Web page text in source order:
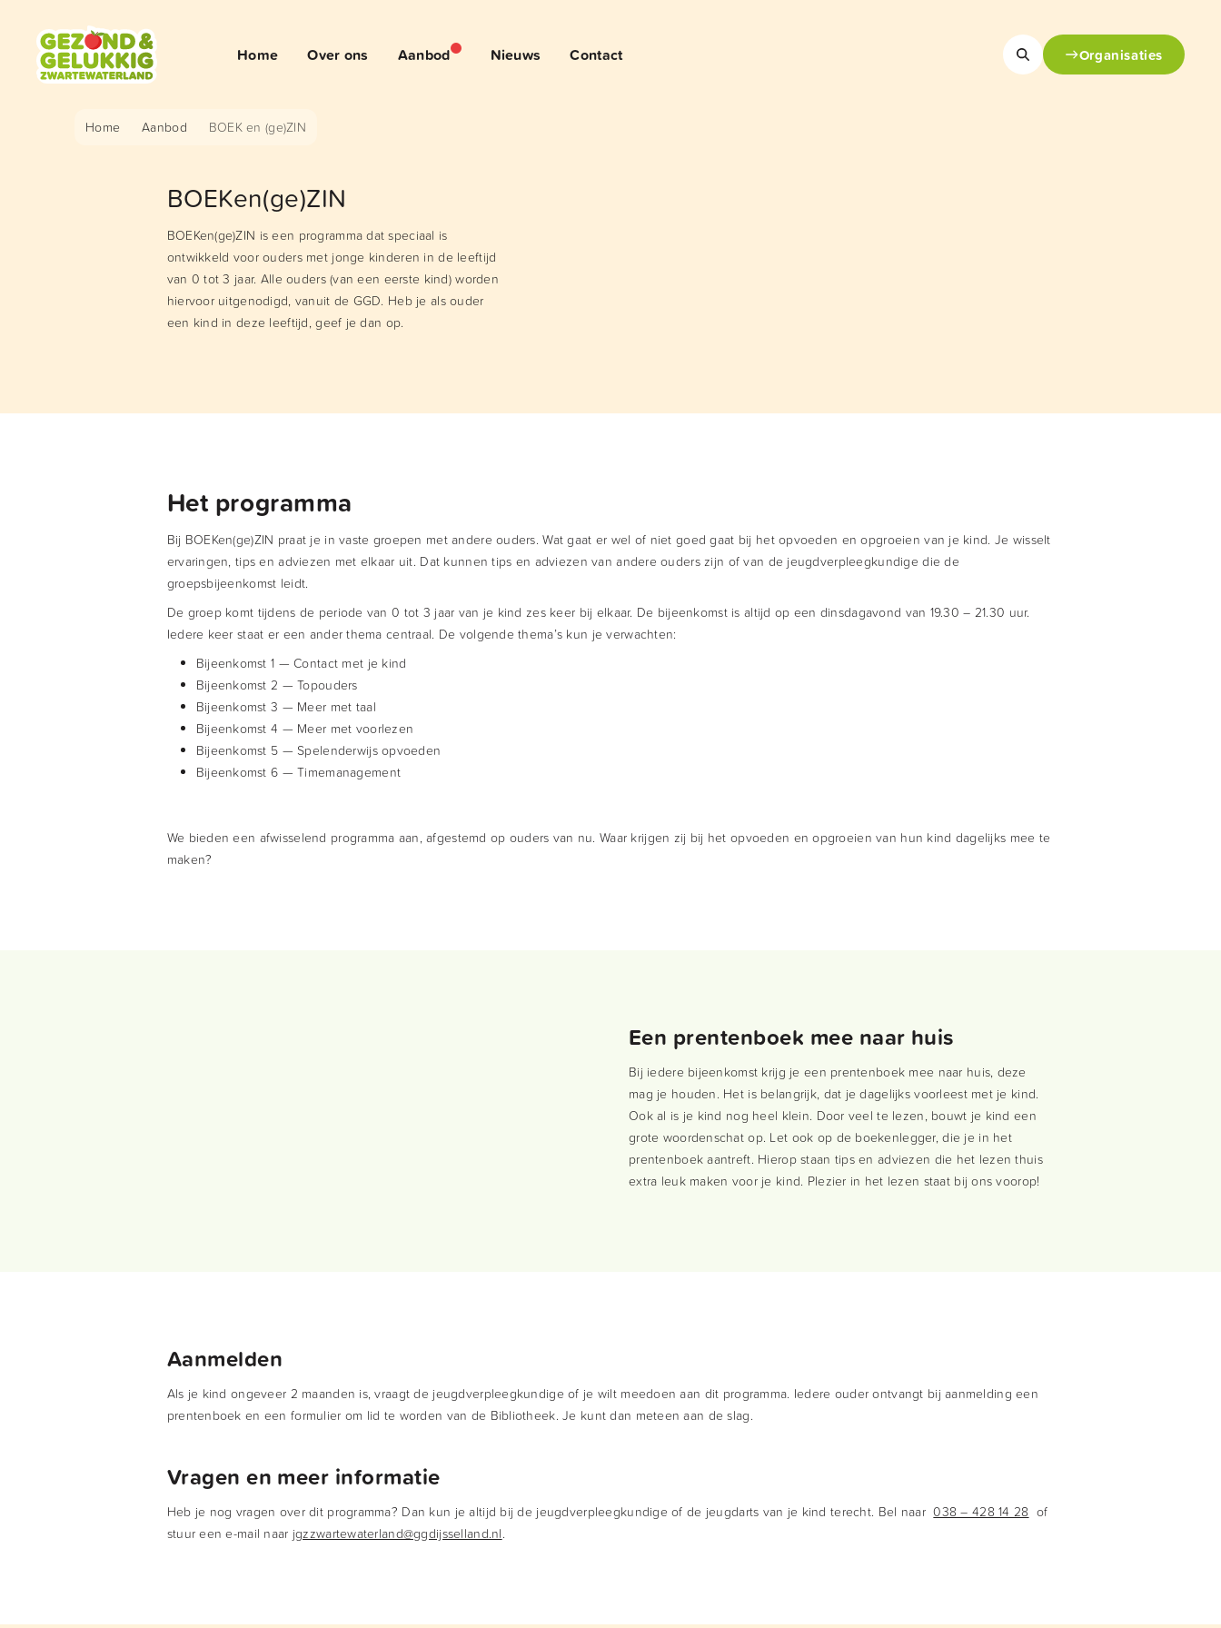
Home Over ons Aanbod Nieuws Contact Organisaties
Home Aanbod BOEK en (ge)ZIN
BOEKen(ge)ZIN
BOEKen(ge)ZIN is een programma dat speciaal is
ontwikkeld voor ouders met jonge kinderen in de leeftijd
van 0 tot 3 jaar. Alle ouders (van een eerste kind) worden
hiervoor uitgenodigd, vanuit de GGD. Heb je als ouder
een kind in deze leeftijd, geef je dan op.
Het programma
Bij BOEKen(ge)ZIN praat je in vaste groepen met andere ouders. Wat gaat er wel of niet goed gaat bij het opvoeden en opgroeien van je kind. Je wisselt
ervaringen, tips en adviezen met elkaar uit. Dat kunnen tips en adviezen van andere ouders zijn of van de jeugdverpleegkundige die de
groepsbijeenkomst leidt.
De groep komt tijdens de periode van 0 tot 3 jaar van je kind zes keer bij elkaar. De bijeenkomst is altijd op een dinsdagavond van 19.30 – 21.30 uur.
Iedere keer staat er een ander thema centraal. De volgende thema’s kun je verwachten:
Bijeenkomst 1 — Contact met je kind
Bijeenkomst 2 — Topouders
Bijeenkomst 3 — Meer met taal
Bijeenkomst 4 — Meer met voorlezen
Bijeenkomst 5 — Spelenderwijs opvoeden
Bijeenkomst 6 — Timemanagement
We bieden een afwisselend programma aan, afgestemd op ouders van nu. Waar krijgen zij bij het opvoeden en opgroeien van hun kind dagelijks mee te
maken?
Een prentenboek mee naar huis
Bij iedere bijeenkomst krijg je een prentenboek mee naar huis, deze
mag je houden. Het is belangrijk, dat je dagelijks voorleest met je kind.
Ook al is je kind nog heel klein. Door veel te lezen, bouwt je kind een
grote woordenschat op. Let ook op de boekenlegger, die je in het
prentenboek aantreft. Hierop staan tips en adviezen die het lezen thuis
extra leuk maken voor je kind. Plezier in het lezen staat bij ons voorop!
Aanmelden
Als je kind ongeveer 2 maanden is, vraagt de jeugdverpleegkundige of je wilt meedoen aan dit programma. Iedere ouder ontvangt bij aanmelding een
prentenboek en een formulier om lid te worden van de Bibliotheek. Je kunt dan meteen aan de slag.
Vragen en meer informatie
Heb je nog vragen over dit programma? Dan kun je altijd bij de jeugdverpleegkundige of de jeugdarts van je kind terecht. Bel naar038 – 428 14 28 of
stuur een e-mail naar jgzzwartewaterland@ggdijsselland.nl.